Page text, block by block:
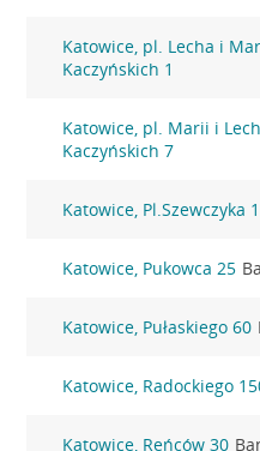
Katowice, pl. Lecha i
Kaczyńskich 1
Katowice, pl. Marii i
Kaczyńskich 7
Katowice, Pl.Szewczyka 1
Katowice, Pukowca 25
Katowice, Pułaskiego 60
Katowice, Radockiego
Katowice, Reńców 30